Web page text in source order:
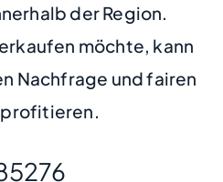
der Region.
möchte, kann
Nachfrage und fairen